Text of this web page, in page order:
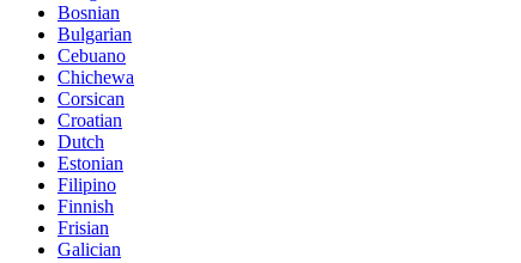
Bosnian
Bulgarian
Cebuano
Chichewa
Corsican
Croatian
Dutch
Estonian
Filipino
Finnish
Frisian
Galician